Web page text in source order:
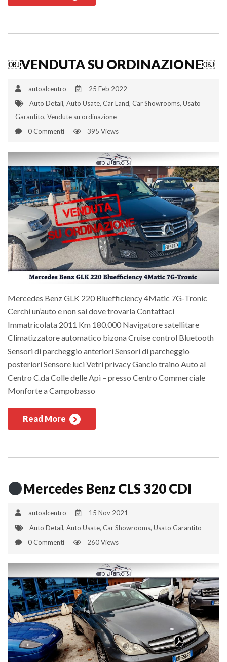
￼VENDUTA SU ORDINAZIONE￼
autoalcentro
25 Feb 2022
Auto Detail, Auto Usate, Car Land, Car Showrooms, Usato
Garantito, Vendute su ordinazione
0 Commenti
395 Views
Mercedes Benz GLK 220 Bluefficiency 4Matic 7G-Tronic
Cerchi un’auto e non sai dove trovarla Contattaci
Immatricolata 2011 Km 180.000 Navigatore satellitare
Climatizzatore automatico bizona Cruise control Bluetooth
Sensori di parcheggio anteriori Sensori di parcheggio
posteriori Sensore luci Vetri privacy Gancio traino Auto al
Centro C.da Colle delle Api – presso Centro Commerciale
Monforte a Campobasso
Read More
Mercedes Benz CLS 320 CDI
autoalcentro
15 Nov 2021
Auto Detail, Auto Usate, Car Showrooms, Usato Garantito
0 Commenti
260 Views